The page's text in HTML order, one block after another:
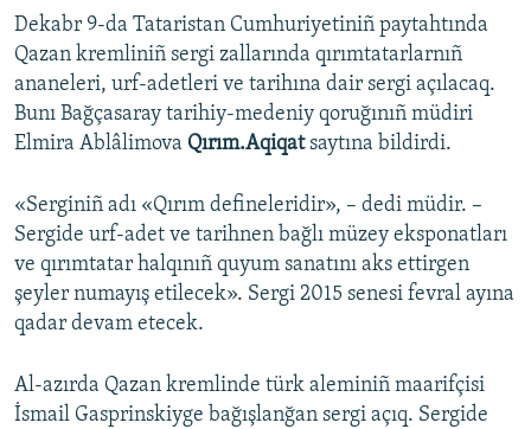
QOŞULIÑIZ!
RFE/RS bütün saytları
Dekabr 9-da Tataristan Cumhuriyetiniñ paytahtında
Qazan kremliniñ sergi zallarında qırımtatarlarnıñ
ananeleri, urf-adetleri ve tarihına dair sergi açılacaq.
Bunı Bağçasaray tarihiy-medeniy qoruğınıñ müdiri
Elmira Ablâlimova Qırım.Aqiqatsaytına bildirdi.
«Serginiñ adı «Qırım defineleridir», – dedi müdir. –
Sergide urf-adet ve tarihnen bağlı müzey eksponatları
ve qırımtatar halqınıñ quyum sanatını aks ettirgen
şeyler numayış etilecek». Sergi 2015 senesi fevral ayına
qadar devam etecek.
Al-azırda Qazan kremlinde türk aleminiñ maarifçisi
İsmail Gasprinskiyge bağışlanğan sergi açıq. Sergide